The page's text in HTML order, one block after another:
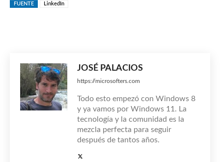
FUENTE LinkedIn
JOSÉ PALACIOS
https://microsofters.com
Todo esto empezó con Windows 8
y ya vamos por Windows 11. La
tecnología y la comunidad es la
mezcla perfecta para seguir
después de tantos años.